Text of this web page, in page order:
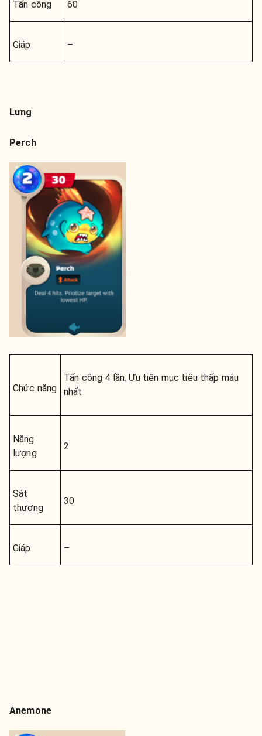
Tấn công 60
Giáp –
Lưng
Perch
Chức năng
Tấn công 4 lần. Ưu tiên mục tiêu thấp máu
nhất
Năng
lượng
2
Sát
thương
30
Giáp –
Anemone